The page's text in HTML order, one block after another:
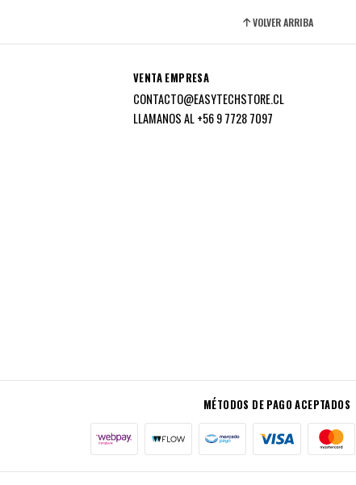
VOLVER ARRIBA
VENTA EMPRESA
CONTACTO@EASYTECHSTORE.CL
LLAMANOS AL +56 9 7728 7097
MÉTODOS DE PAGO ACEPTADOS